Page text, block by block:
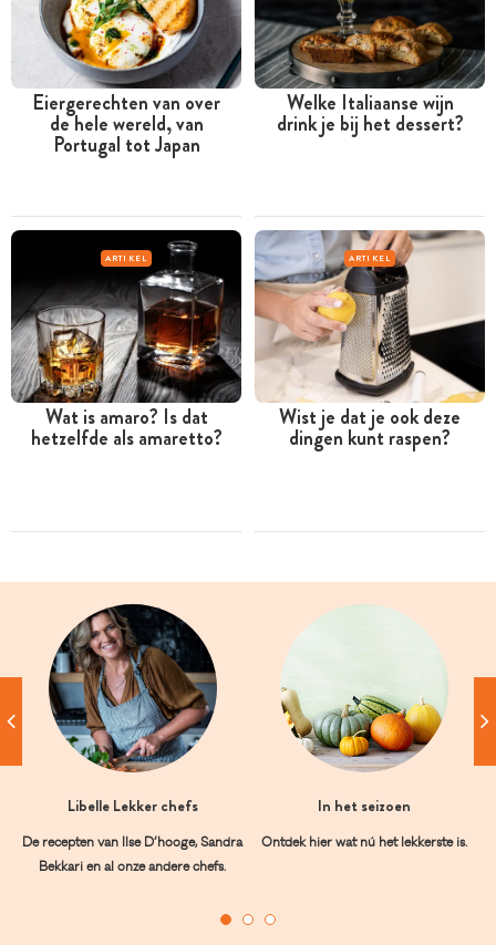
Eiergerechten van over
de hele wereld, van
Portugal tot Japan
Welke Italiaanse wijn
drink je bij het dessert?
ARTIKEL
Wat is amaro? Is dat
hetzelfde als amaretto?
ARTIKEL
Wist je dat je ook deze
dingen kunt raspen?
Libelle Lekker chefs
De recepten van Ilse D’hooge, Sandra
Bekkari en al onze andere chefs.
In het seizoen
Ontdek hier wat nú het lekkerste is.